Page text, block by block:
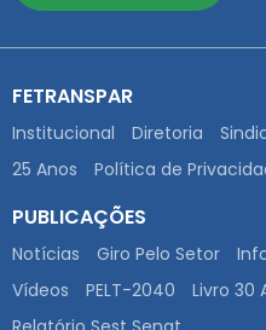
FETRANSPAR
Institucional Diretoria
25 Anos
Política de
PUBLICAÇÕES
Notícias Giro Pelo Setor
Vídeos
PELT-2040 Livro 30